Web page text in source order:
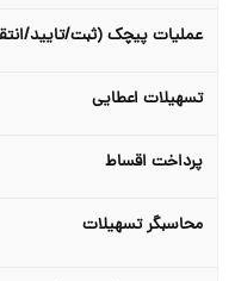
عملیات پیچک (ثبت/تایید/انتقال)
تسهیلات اعطایی
پرداخت اقساط
محاسبگر تسهیلات